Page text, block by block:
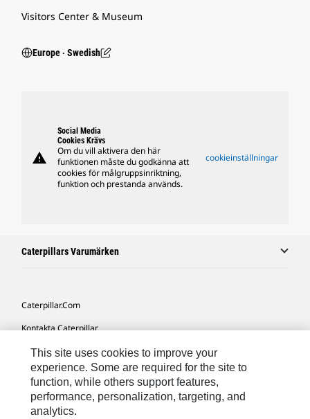
Visitors Center & Museum
Europe ‧ Swedish
warning
Social Media
Cookies Krävs
Om du vill aktivera den här
funktionen måste du godkänna att
cookies för målgruppsinriktning,
funktion och prestanda används.
cookieinställningar
Caterpillars Varumärken
Caterpillar.com
Kontakta Caterpillar
Mina Marknadsföringspreferenser
Platskarta
Cookie Settings
This site uses cookies to improve your
experience. Some are required for the site to
function, while others support features,
performance, personalization, targeting, and
analytics.